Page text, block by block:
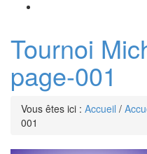
Tournoi
page-001
Vous êtes ici : Accueil /
001